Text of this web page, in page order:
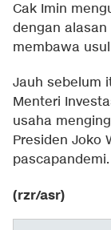
Cak Imin
dengan alasan
membawa
Jauh sebelum
Menteri
usaha
Presiden Joko
pascapandemi.
(rzr/asr)